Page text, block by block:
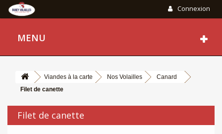
Connexion
MENU
Viandes à la carte Nos Volailles
Canard
Filet de canette
Filet de canette